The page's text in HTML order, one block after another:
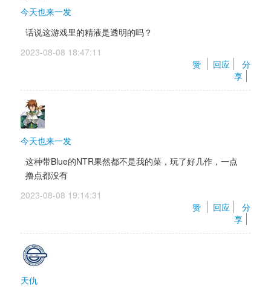
今天也来一发
话说这游戏里的精液是透明的吗？
2023-08-08 18:47:11
赞
回应
分
享
今天也来一发
这种带Blue的NTR果然都不是我的菜，玩了好几作，一点
撸点都没有
2023-08-08 19:14:31
赞
回应
分
享
天仇